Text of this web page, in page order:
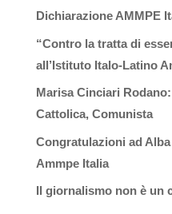
Dichiarazione AMMPE
“Contro la tratta di
all’Istituto Italo-Latino
Marisa Cinciari
Cattolica, Comunista
Congratulazioni ad
Ammpe Italia
Il giornalismo non è un